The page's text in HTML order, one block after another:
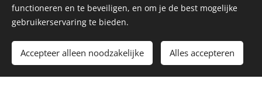
Toevoegen aan de winkelwagen
functioneren en te beveiligen, en om je de best mogelijke
gebruikerservaring te bieden.
Accepteer alleen noodzakelijke Alles accepteren